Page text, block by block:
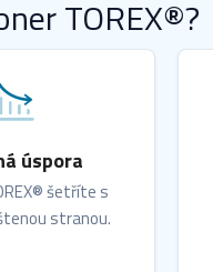
TOREX®?
úspora
šetříte s
stranou.